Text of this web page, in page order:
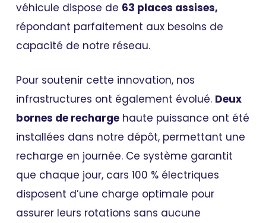
véhicule dispose de 63 places assises,
répondant parfaitement aux besoins de
capacité de notre réseau.
Pour soutenir cette innovation, nos
infrastructures ont également évolué. Deux
bornes de recharge haute puissance ont été
installées dans notre dépôt, permettant une
recharge en journée. Ce système garantit
que chaque jour, cars 100 % électriques
disposent d’une charge optimale pour
assurer leurs rotations sans aucune